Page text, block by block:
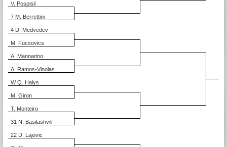
V. Pospisil
7 M. Berrettini
4 D. Medvedev
M. Fucsovics
A. Mannarino
A. Ramos-Vinolas
W Q. Halys
M. Giron
T. Monteiro
31 N. Basilashvili
22 D. Lajovic